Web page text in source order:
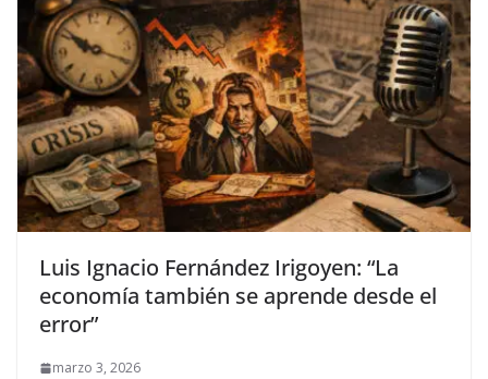
Luis Ignacio Fernández Irigoyen: “La
economía también se aprende desde el
error”
marzo 3, 2026